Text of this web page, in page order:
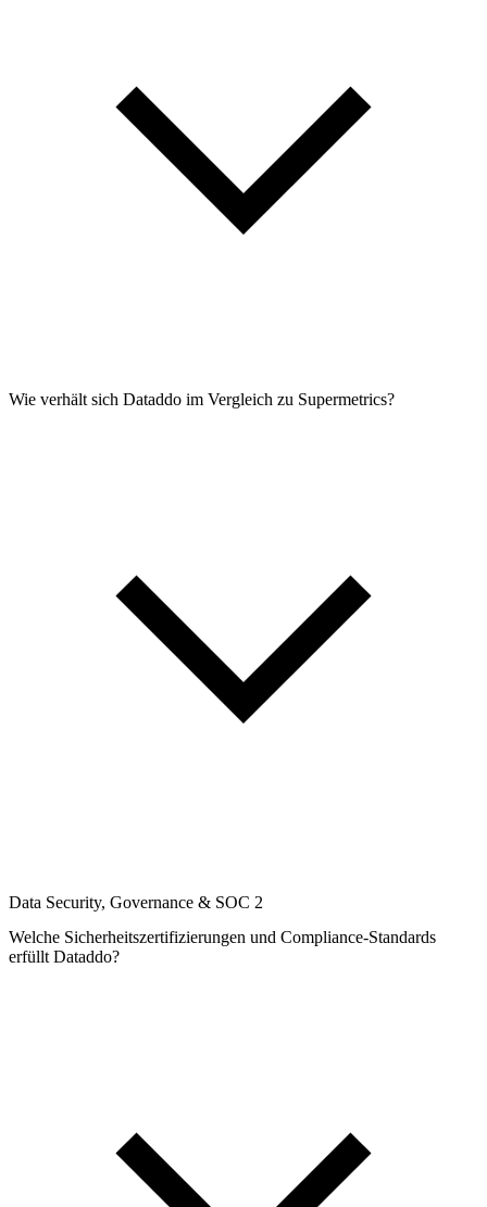
Wie verhält sich Dataddo im Vergleich zu Supermetrics?
Data Security, Governance & SOC 2
Welche Sicherheitszertifizierungen und Compliance-Standards
erfüllt Dataddo?